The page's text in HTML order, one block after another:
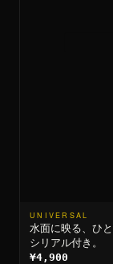
UNIVERSAL
水面に映る、ひ
シリアル付き。
¥4,900